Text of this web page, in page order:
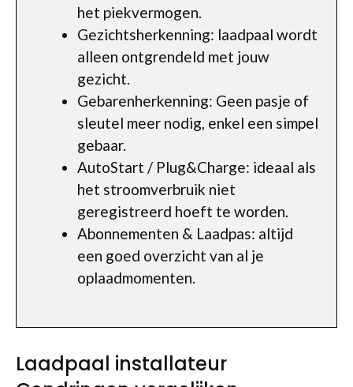
het piekvermogen.
Gezichtsherkenning: laadpaal wordt
alleen ontgrendeld met jouw
gezicht.
Gebarenherkenning: Geen pasje of
sleutel meer nodig, enkel een simpel
gebaar.
AutoStart / Plug&Charge: ideaal als
het stroomverbruik niet
geregistreerd hoeft te worden.
Abonnementen & Laadpas: altijd
een goed overzicht van al je
oplaadmomenten.
Laadpaal installateur